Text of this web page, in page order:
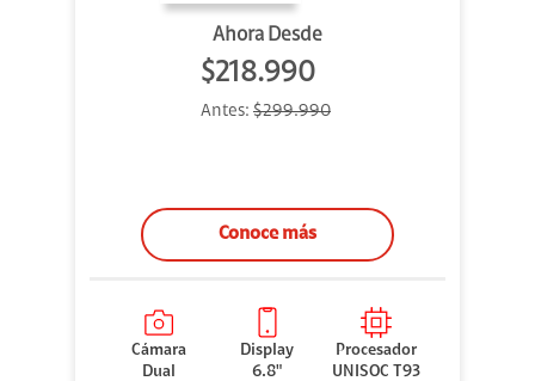
Ahora Desde
$218.990
Antes: $299.990
Conoce más
Cámara
Dual
Display
6.8"
Procesador
UNISOC T93